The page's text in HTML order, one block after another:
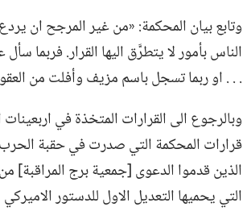
وتابع بيان المحكمة:‏ «من غير المرجح ان
الناس بأمور لا يتطرَّق اليها القرار.‏ فربما
.‏ .‏ .‏ او ربما تسجل باسم مزيف وأفلت من
قرارات المحكمة التي صدرت في حقبة الحرب
الذين قدموا الدعوى [جمعية برج المراقبة]
التي يحميها التعديل الاول للدستور